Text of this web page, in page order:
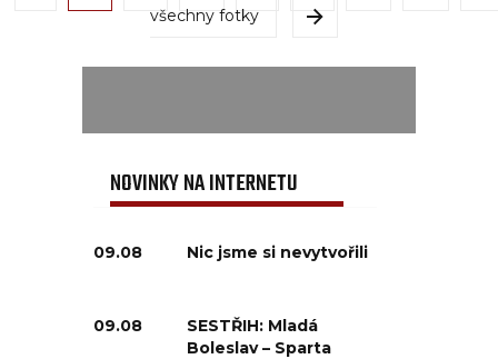
všechny fotky
NOVINKY NA INTERNETU
09.08 Nic jsme si nevytvořili
09.08
SESTŘIH: Mladá
Boleslav – Sparta